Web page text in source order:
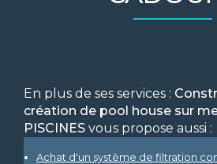
En plus de ses services :
création de pool house sur
PISCINESvous propose aussi :
Achat d'un système de filtration